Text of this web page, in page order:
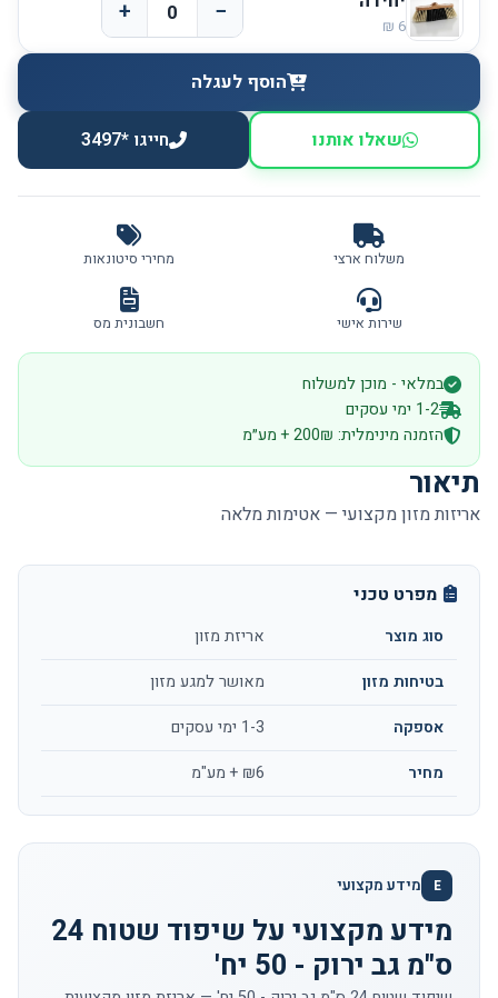
−
+
הוסף לעגלה
שאלו אותנו חייגו *3497
משלוח ארצי מחירי סיטונאות
שירות אישי חשבונית מס
במלאי - מוכן למשלוח
1-2 ימי עסקים
הזמנה מינימלית: 200₪ + מע״מ
תיאור
אריזות מזון מקצועי — אטימות מלאה
מפרט טכני
סוג מוצר
אריזת מזון
בטיחות מזון
מאושר למגע מזון
אספקה
1-3 ימי עסקים
מחיר
₪6 + מע"מ
E מידע מקצועי
מידע מקצועי על שיפוד שטוח 24
ס"מ גב ירוק - 50 יח'